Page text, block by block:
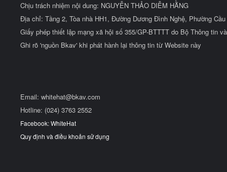
Chịu trách nhiệm nội dung: NGUYỄN THẢO DIỄM HẰNG
Địa chỉ: Tầng 2, Tòa nhà HH1, Đường Dương Đình Nghệ, Phường
Giấy phép thiết lập mạng xã hội số 355/GP-BTTTT do Bộ Thông tin
Ghi rõ 'nguồn Bkav' khi phát hành lại thông tin từ Website này
Email: whitehat@bkav.com
Hotline: (024) 3763 2552
Facebook: WhiteHat
Quy định và điều khoản sử dụng